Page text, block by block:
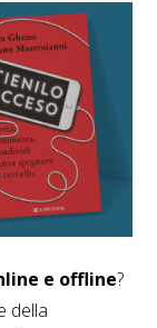
e offline?
della